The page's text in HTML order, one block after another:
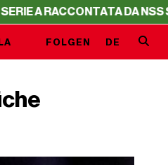
DA NSS SPORTS
FOLGEN DE